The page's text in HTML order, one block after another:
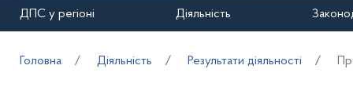
ДПС у регіоні Діяльність
Головна Діяльність Результати діяльності